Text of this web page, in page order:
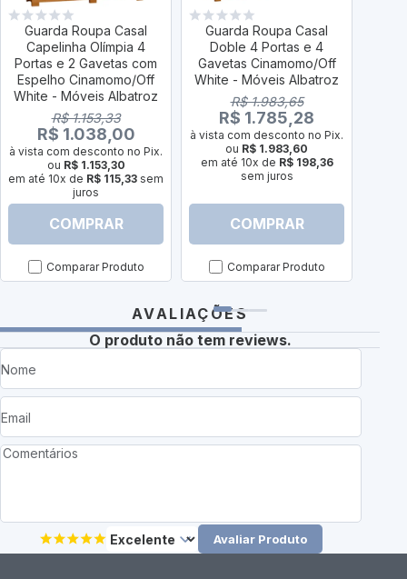
Guarda Roupa Casal
Capelinha Olímpia 4
Portas e 2 Gavetas com
Espelho Cinamomo/Off
White - Móveis Albatroz
R$ 1.153,33
R$ 1.038,00
à vista com desconto no Pix.
ou R$ 1.153,30
em até 10x de R$ 115,33 sem
juros
COMPRAR
Comparar Produto
Guarda Roupa Casal
Doble 4 Portas e 4
Gavetas Cinamomo/Off
White - Móveis Albatroz
R$ 1.983,65
R$ 1.785,28
à vista com desconto no Pix.
ou R$ 1.983,60
em até 10x de R$ 198,36
sem juros
COMPRAR
Comparar Produto
AVALIAÇÕES
O produto não tem reviews.
Avaliar Produto